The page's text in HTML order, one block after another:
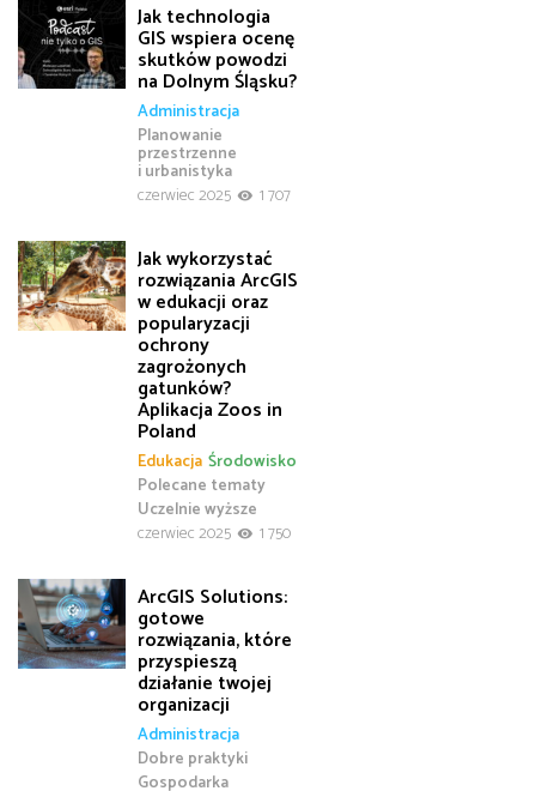
Jak technologia
GIS wspiera ocenę
skutków powodzi
na Dolnym Śląsku?
Administracja
Planowanie
przestrzenne
i urbanistyka
czerwiec 2025
1 707
Jak wykorzystać
rozwiązania ArcGIS
w edukacji oraz
popularyzacji
ochrony
zagrożonych
gatunków?
Aplikacja Zoos in
Poland
Edukacja
Polecane tematy
Środowisko
Uczelnie wyższe
czerwiec 2025
1 750
ArcGIS Solutions:
gotowe
rozwiązania, które
przyspieszą
działanie twojej
organizacji
Administracja
Dobre praktyki
Gospodarka